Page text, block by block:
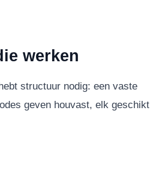
werken
structuur nodig: een vaste
geven houvast, elk geschikt